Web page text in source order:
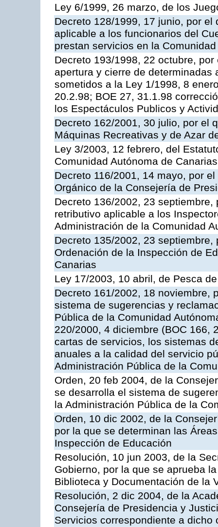
Ley 6/1999, 26 marzo, de los
Decreto 128/1999, 17 junio, por
aplicable a los funcionarios del
prestan servicios en la
Decreto 193/1998, 22 octubre,
apertura y cierre de
sometidos a la Ley 1/1998, 8
20.2.98; BOE 27, 31.1.98
los Espectáculos Publicos y
Decreto 162/2001, 30 julio, por el
Máquinas Recreativas y de Azar
Ley 3/2003, 12 febrero, del
Comunidad Autónoma de Canarias
Decreto 116/2001, 14 mayo, por
Orgánico de la Consejería de
Decreto 136/2002, 23
retributivo aplicable a los
Administración de la Comunidad
Decreto 135/2002, 23
Ordenación de la Inspección de
Canarias
Ley 17/2003, 10 abril, de Pesca
Decreto 161/2002, 18 noviembre,
sistema de sugerencias y
Pública de la Comunidad
220/2000, 4 diciembre (BOC 166,
cartas de servicios, los sistemas
anuales a la calidad del servicio
Administración Pública de la
Orden, 20 feb 2004, de la
se desarrolla el sistema de
la Administración Pública de la
Orden, 10 dic 2002, de la
por la que se determinan las
Inspección de Educación
Resolución, 10 jun 2003, de la
Gobierno, por la que se aprueba
Biblioteca y Documentación de la
Resolución, 2 dic 2004, de la
Consejería de Presidencia y
Servicios correspondiente a dicho